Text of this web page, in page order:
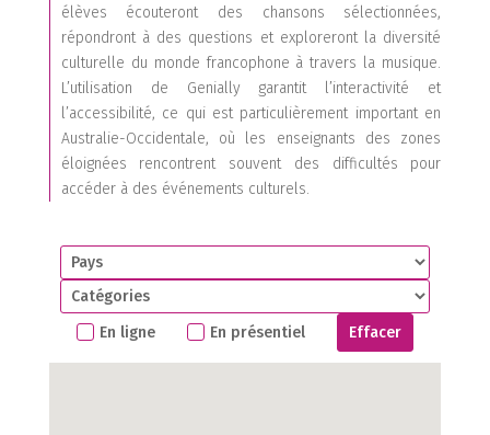
élèves écouteront des chansons sélectionnées,
répondront à des questions et exploreront la diversité
culturelle du monde francophone à travers la musique.
L’utilisation de Genially garantit l’interactivité et
l’accessibilité, ce qui est particulièrement important en
Australie-Occidentale, où les enseignants des zones
éloignées rencontrent souvent des difficultés pour
accéder à des événements culturels.
En ligne En présentiel Effacer